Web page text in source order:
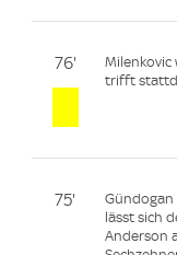
76'
Milenkovic
trifft
75'
Gündogan
lässt sich
Anderson